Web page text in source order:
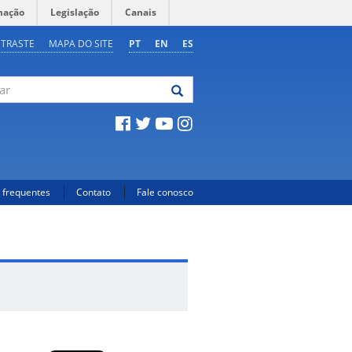
Legislação Canais
PT EN ES
MAPA DO SITE
frequentes Contato Fale conosco